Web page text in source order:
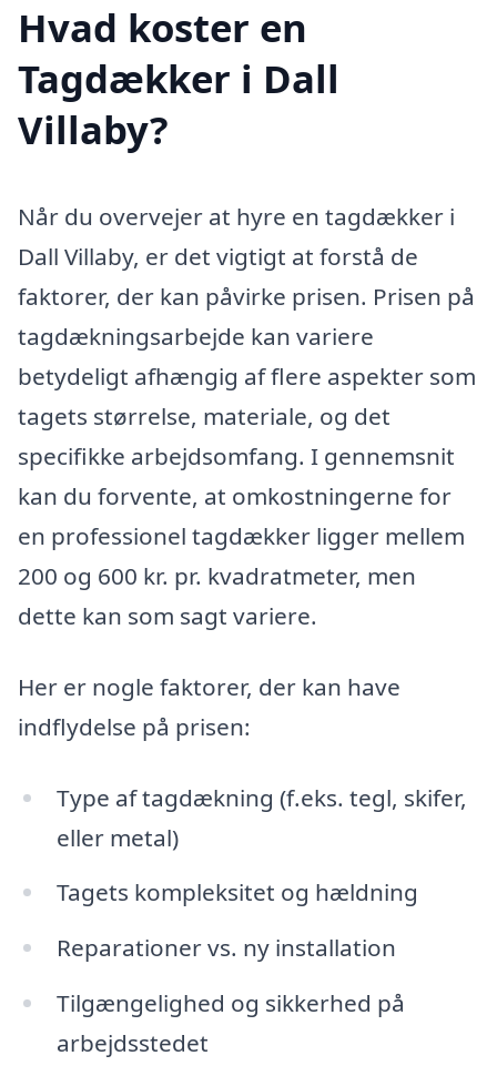
Hvad koster en
Tagdækker i Dall
Villaby?
Når du overvejer at hyre en tagdækker i
Dall Villaby, er det vigtigt at forstå de
faktorer, der kan påvirke prisen. Prisen på
tagdækningsarbejde kan variere
betydeligt afhængig af flere aspekter som
tagets størrelse, materiale, og det
specifikke arbejdsomfang. I gennemsnit
kan du forvente, at omkostningerne for
en professionel tagdækker ligger mellem
200 og 600 kr. pr. kvadratmeter, men
dette kan som sagt variere.
Her er nogle faktorer, der kan have
indflydelse på prisen:
Type af tagdækning (f.eks. tegl, skifer,
eller metal)
Tagets kompleksitet og hældning
Reparationer vs. ny installation
Tilgængelighed og sikkerhed på
arbejdsstedet